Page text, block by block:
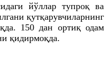
йўллар тупроқ ва
қутқарувчиларнинг
150 дан ортиқ одам
қидирмоқда.